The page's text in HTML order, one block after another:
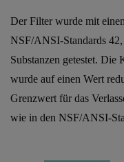
Der Filter wurde mit
NSF/ANSI-Standards
Substanzen getestet. Die
wurde auf einen Wert
Grenzwert für das
wie in den NSF/ANSI-